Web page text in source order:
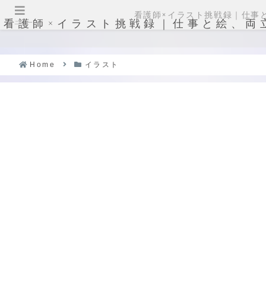
看護師×イラスト挑戦録｜仕事と絵、両
Home イラスト
メニュー
看護師×イラスト挑戦録｜仕事